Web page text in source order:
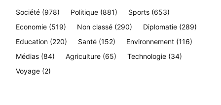
Société (978) Politique (881) Sports (653)
Economie (519) Non classé (290) Diplomatie (289)
Education (220) Santé (152) Environnement (116)
Médias (84) Agriculture (65) Technologie (34)
Voyage (2)